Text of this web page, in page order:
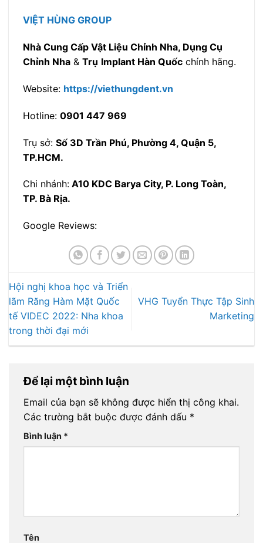
VIỆT HÙNG GROUP
Nhà Cung Cấp Vật Liệu Chỉnh Nha, Dụng Cụ
Chỉnh Nha & Trụ Implant Hàn Quốc chính hãng.
Website: https://viethungdent.vn
Hotline: 0901 447 969
Trụ sở: Số 3D Trần Phú, Phường 4, Quận 5,
TP.HCM.
Chi nhánh: A10 KDC Barya City, P. Long Toàn,
TP. Bà Rịa.
Google Reviews:
Hội nghị khoa học và Triển
lãm Răng Hàm Mặt Quốc
tế VIDEC 2022: Nha khoa
trong thời đại mới
VHG Tuyển Thực Tập Sinh
Marketing
Để lại một bình luận
Email của bạn sẽ không được hiển thị công khai.
Các trường bắt buộc được đánh dấu *
Bình luận *
Tên